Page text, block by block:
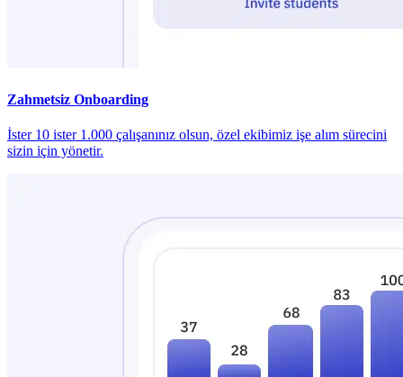
Zahmetsiz Onboarding
İster 10 ister 1.000 çalışanınız olsun, özel ekibimiz işe alım sürecini
sizin için yönetir.